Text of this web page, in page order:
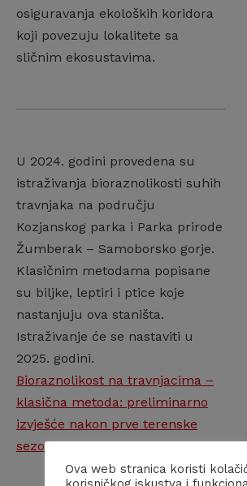
osiguravanja ekoloških koridora
koji povezuju lokalitete sa
sličnim ekosustavima.
U 2024. godini provedena su
istraživanja bioraznolikosti suhih
travnjaka na području
Kozjanskog parka i Parka prirode
Žumberak – Samoborsko gorje.
Klasičnim metodama popisane
su biljke, leptiri i ptice koje
nastanjuju ova staništa.
Istraživanje će se nastaviti u
2025. godini.
Bioraznolikost na travnjacima –
klasična metoda: preliminarno
izvješće nakon prve terenske
sezone
Ova web stranica koristi